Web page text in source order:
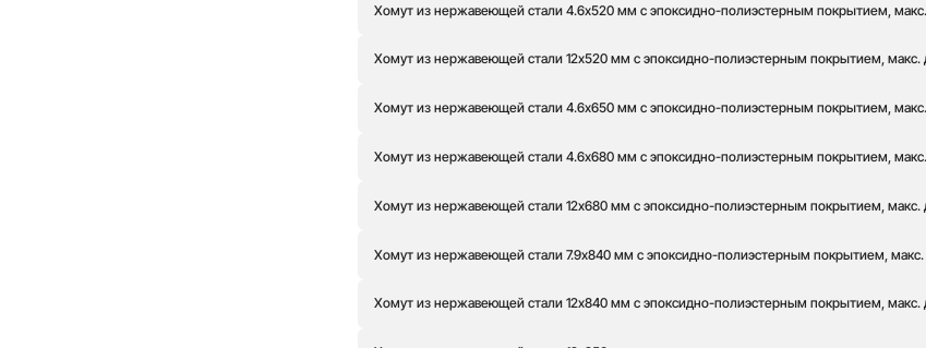
Хомут из нержавеющей стали 4.6x520 мм с эпоксидно-полиэстерным покрытием,
Хомут из нержавеющей стали 12x520 мм с эпоксидно-полиэстерным покрытием, макс.
Хомут из нержавеющей стали 4.6x650 мм с эпоксидно-полиэстерным покрытием,
Хомут из нержавеющей стали 4.6x680 мм с эпоксидно-полиэстерным покрытием,
Хомут из нержавеющей стали 12x680 мм с эпоксидно-полиэстерным покрытием, макс.
Хомут из нержавеющей стали 7.9x840 мм с эпоксидно-полиэстерным покрытием,
Хомут из нержавеющей стали 12x840 мм с эпоксидно-полиэстерным покрытием, макс.